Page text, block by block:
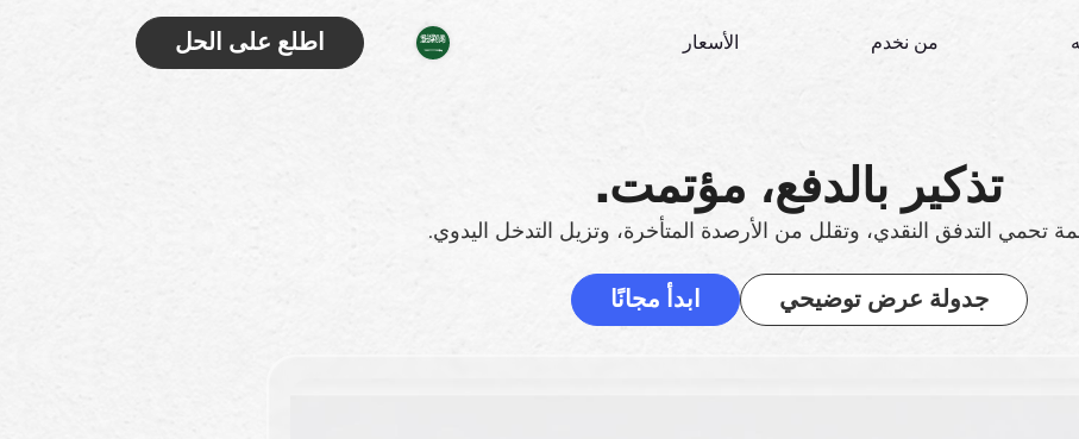
اطلع على الحل من نخدم الأسعار
تذكير بالدفع، مؤتمت.
تحمي التدفق النقدي، وتقلل من الأرصدة المتأخرة، وتزيل التدخل اليدوي.
جدولة عرض توضيحي ابدأ مجانًا